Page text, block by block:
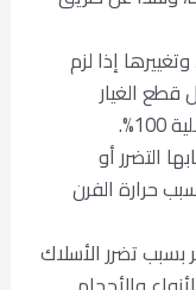
إذا لزم
قطع الغيار
التضرر أو
حرارة الفرن
تضرر الأسلاك